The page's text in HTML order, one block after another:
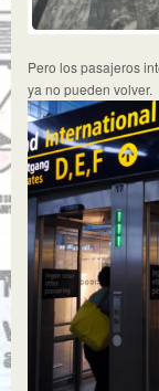
Pero los pasajeros
ya no pueden volver.